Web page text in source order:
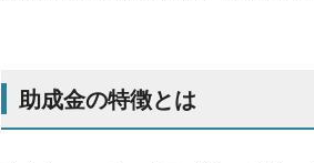
助成金の特徴とは